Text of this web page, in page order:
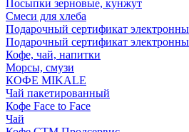
Посыпки зерновые, кунжут
Смеси для хлеба
Подарочный сертификат
Подарочный сертификат
Кофе, чай, напитки
Морсы, смузи
КОФЕ MIKALE
Чай пакетированный
Кофе Face to Face
Чай